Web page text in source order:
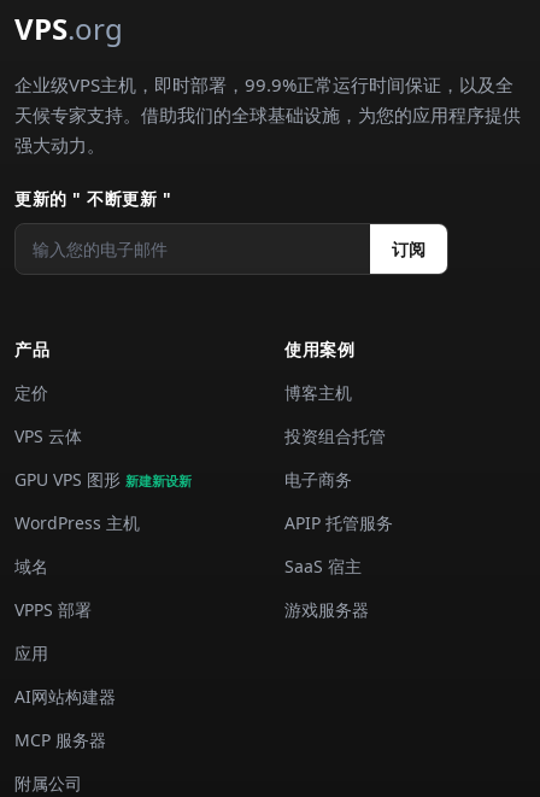
VPS.org
企业级VPS主机，即时部署，99.9%正常运行时间保证，以及全
天候专家支持。借助我们的全球基础设施，为您的应用程序提供
强大动力。
更新的 " 不断更新 "
订阅
产品
定价
VPS 云体
GPU VPS 图形 新建新设新
WordPress 主机
域名
VPPS 部署
应用
AI网站构建器
MCP 服务器
附属公司
使用案例
博客主机
投资组合托管
电子商务
APIP 托管服务
SaaS 宿主
游戏服务器